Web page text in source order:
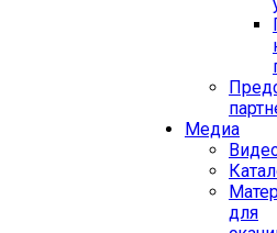
Медиа
для